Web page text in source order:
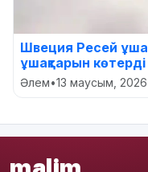
Швеция Ресей
ұшақтарын көтерді
Әлем•13 маусым, 2026